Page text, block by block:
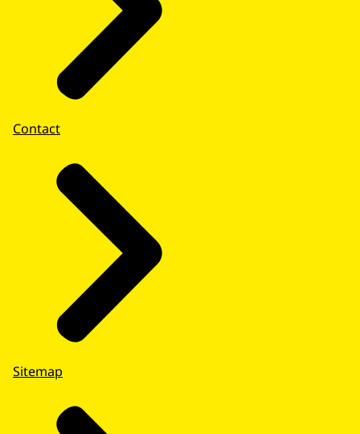
Contact
Sitemap